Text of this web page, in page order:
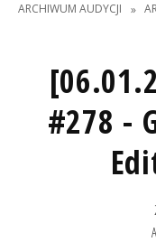
ARCHIWUM AUDYCJI
»
#278 -